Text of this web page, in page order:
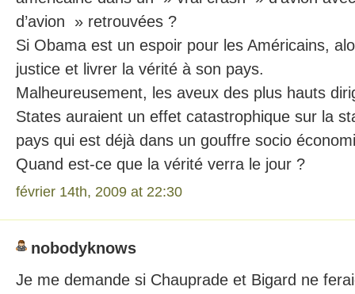
d’avion » retrouvées ?
Si Obama est un espoir pour les Américains,
justice et livrer la vérité à son pays.
Malheureusement, les aveux des plus hauts
States auraient un effet catastrophique sur la
pays qui est déjà dans un gouffre socio
Quand est-ce que la vérité verra le jour ?
février 14th, 2009 at 22:30
nobodyknows
Je me demande si Chauprade et Bigard ne